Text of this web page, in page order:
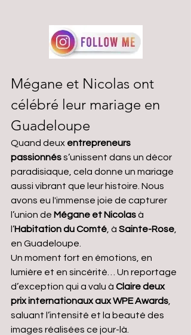
Mégane et Nicolas ont
célébré leur mariage en
Guadeloupe
Quand deux entrepreneurs
passionnés s’unissent dans un décor
paradisiaque, cela donne un mariage
aussi vibrant que leur histoire. Nous
avons eu l'immense joie de capturer
l’union de Mégane et Nicolas à
l’Habitation du Comté , à Sainte-Rose
en Guadeloupe.
Un moment fort en émotions, en
lumière et en sincérité… Un reportage
d’exception qui a valu à Claire deux
prix internationaux aux WPE Awards
saluant l’intensité et la beauté des
images réalisées ce jour-là.